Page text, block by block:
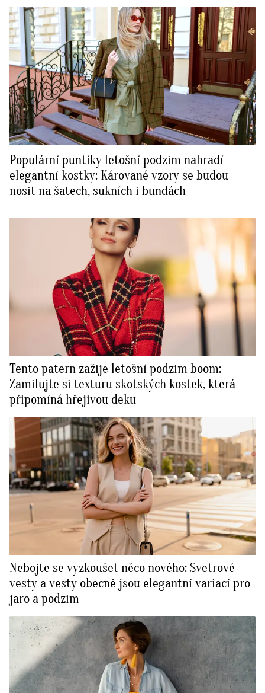
Populární puntíky letošní podzim nahradí
elegantní kostky: Kárované vzory se budou
nosit na šatech, sukních i bundách
Tento patern zažije letošní podzim boom:
Zamilujte si texturu skotských kostek, která
připomíná hřejivou deku
Nebojte se vyzkoušet něco nového: Svetrové
vesty a vesty obecně jsou elegantní variací pro
jaro a podzim